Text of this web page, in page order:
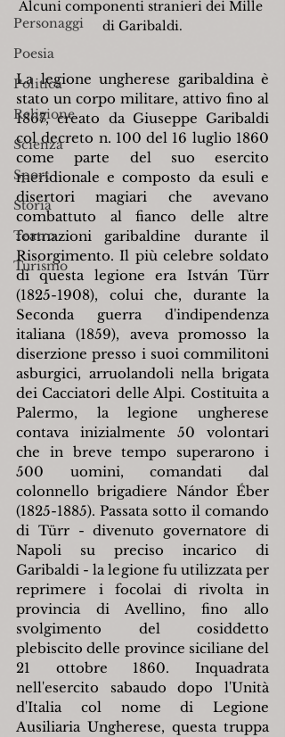
Personaggi
Poesia
Politica
Religione
Scienza
Sport
Storia
Teatro
Turismo
Alcuni componenti stranieri dei Mille
di Garibaldi.
La legione ungherese garibaldina è
stato un corpo militare, attivo fino al
1867, creato da Giuseppe Garibaldi
col decreto n. 100 del 16 luglio 1860
come parte del suo esercito
meridionale e composto da esuli e
disertori magiari che avevano
combattuto al fianco delle altre
formazioni garibaldine durante il
Risorgimento. Il più celebre soldato
di questa legione era István Türr
(1825-1908), colui che, durante la
Seconda guerra d'indipendenza
italiana (1859), aveva promosso la
diserzione presso i suoi commilitoni
asburgici, arruolandoli nella brigata
dei Cacciatori delle Alpi. Costituita a
Palermo, la legione ungherese
contava inizialmente 50 volontari
che in breve tempo superarono i
500 uomini, comandati dal
colonnello brigadiere Nándor Éber
(1825-1885). Passata sotto il comando
di Türr - divenuto governatore di
Napoli su preciso incarico di
Garibaldi - la legione fu utilizzata per
reprimere i focolai di rivolta in
provincia di Avellino, fino allo
svolgimento del cosiddetto
plebiscito delle province siciliane del
21 ottobre 1860. Inquadrata
nell'esercito sabaudo dopo l'Unità
d'Italia col nome di Legione
Ausiliaria Ungherese, questa truppa